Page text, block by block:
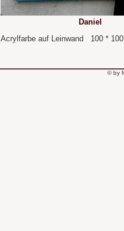
Daniel
Acrylfarbe auf Leinwand 100 *
© by